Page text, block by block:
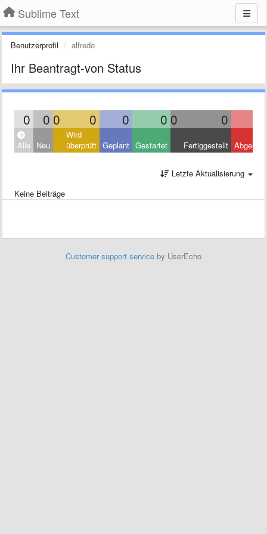
Sublime Text
Benutzerprofil alfredo
Ihr Beantragt-von Status
0 0 0 0 0 0 0 0
Alle Neu
Wird
überprüft Geplant Gestartet Fertiggestellt
Letzte Aktualisierung
Keine Beiträge
Customer support service by UserEcho